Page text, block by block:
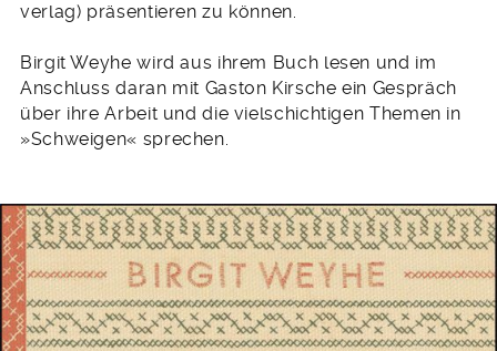
verlag) präsentieren zu können.
Birgit Weyhe wird aus ihrem Buch lesen und im
Anschluss daran mit Gaston Kirsche ein Gespräch
über ihre Arbeit und die vielschichtigen Themen in
»Schweigen« sprechen.